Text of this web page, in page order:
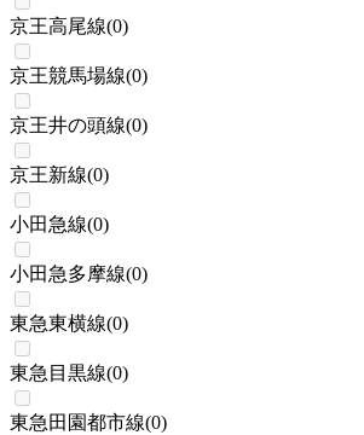
京王高尾線(0)
京王競馬場線(0)
京王井の頭線(0)
京王新線(0)
小田急線(0)
小田急多摩線(0)
東急東横線(0)
東急目黒線(0)
東急田園都市線(0)